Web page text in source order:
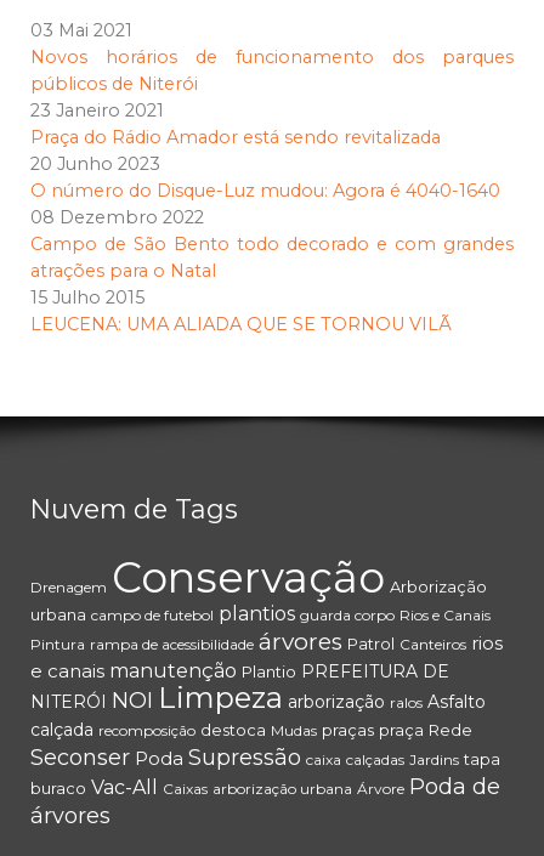
03 Mai 2021
Novos horários de funcionamento dos parques
públicos de Niterói
23 Janeiro 2021
Praça do Rádio Amador está sendo revitalizada
20 Junho 2023
O número do Disque-Luz mudou: Agora é 4040-1640
08 Dezembro 2022
Campo de São Bento todo decorado e com grandes
atrações para o Natal
15 Julho 2015
LEUCENA: UMA ALIADA QUE SE TORNOU VILÃ
Nuvem de Tags
Drenagem Conservação Arborização
urbana campo de futebol plantios guarda corpo Rios e Canais
Pintura rampa de acessibilidade árvores Patrol Canteiros rios
e canais manutenção Plantio PREFEITURA DE
NITERÓI
NOI Limpeza arborização ralos Asfalto
calçada recomposição destoca Mudas praças praça Rede
Seconser Poda Supressão caixa calçadas Jardins tapa
buraco Vac-All Caixas arborização urbana Árvore Poda de
árvores